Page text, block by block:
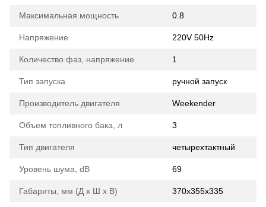
Максимальная мощность 0.8
Напряжение 220V 50Hz
Количество фаз, напряжение 1
Тип запуска ручной запуск
Производитель двигателя Weekender
Объем топливного бака, л 3
Тип двигателя четырехтактный
Уровень шума, dB 69
Габариты, мм (Д х Ш х В) 370x355x335